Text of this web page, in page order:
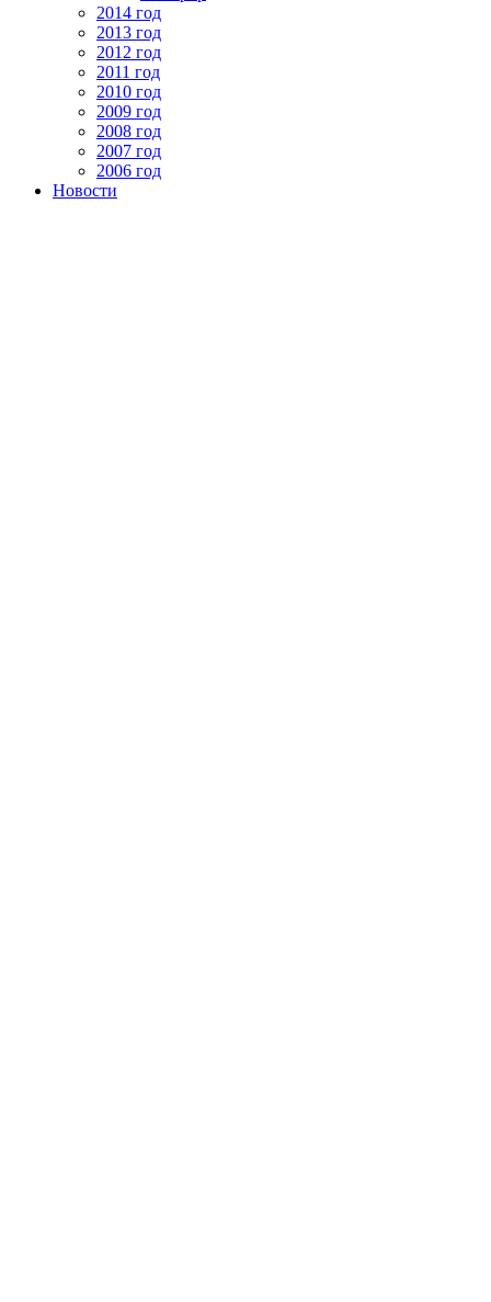
2014 год
2013 год
2012 год
2011 год
2010 год
2009 год
2008 год
2007 год
2006 год
Новости